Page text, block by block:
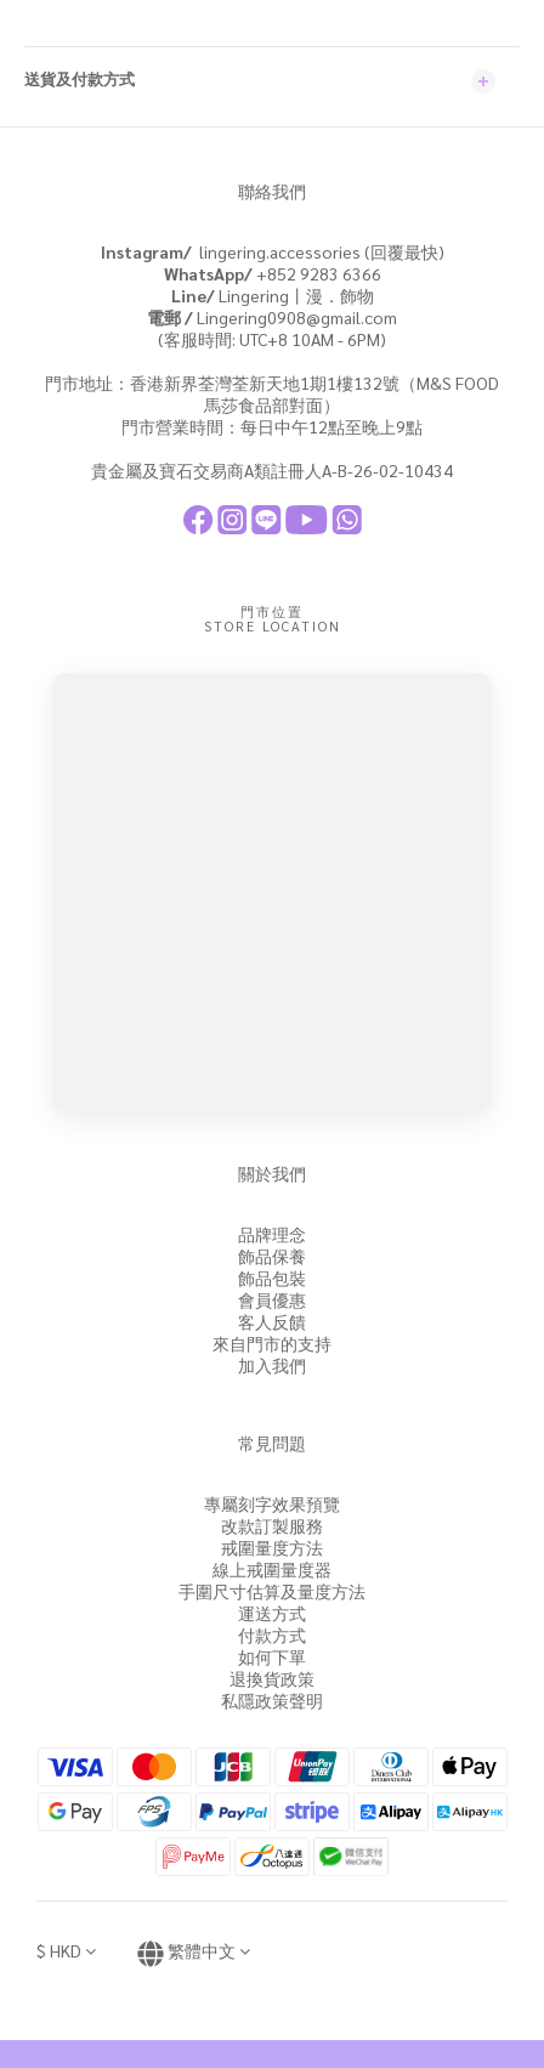
送貨及付款方式
聯絡我們
Instagram/ lingering.accessories (回覆最快)
WhatsApp/+852 9283 6366
Line/Lingering丨漫．飾物
電郵 /Lingering0908@gmail.com
(客服時間: UTC+8 10AM - 6PM)
門市地址：香港新界荃灣荃新天地1期1樓132號（M&S FOOD
馬莎食品部對面）
門市營業時間：每日中午12點至晚上9點
貴金屬及寶石交易商A類註冊人A-B-26-02-10434
門市位置
STORE LOCATION
關於我們
品牌理念
飾品保養
飾品包裝
會員優惠
客人反饋
來自門市的支持
加入我們
常見問題
專屬刻字效果預覽
改款訂製服務
戒圍量度方法
線上戒圍量度器
手圍尺寸估算及量度方法
運送方式
付款方式
如何下單
退換貨政策
私隱政策聲明
$ HKD 繁體中文